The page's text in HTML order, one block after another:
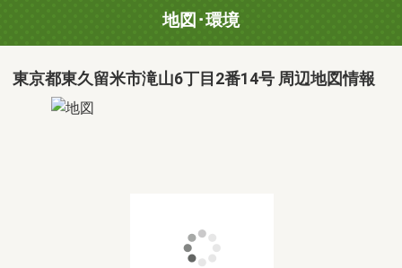
地図･環境
東京都東久留米市滝山6丁目2番14号 周辺地図情報